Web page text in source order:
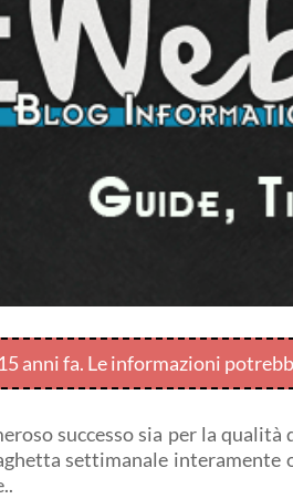
anni fa. Le informazioni
successo sia per la
settimanale